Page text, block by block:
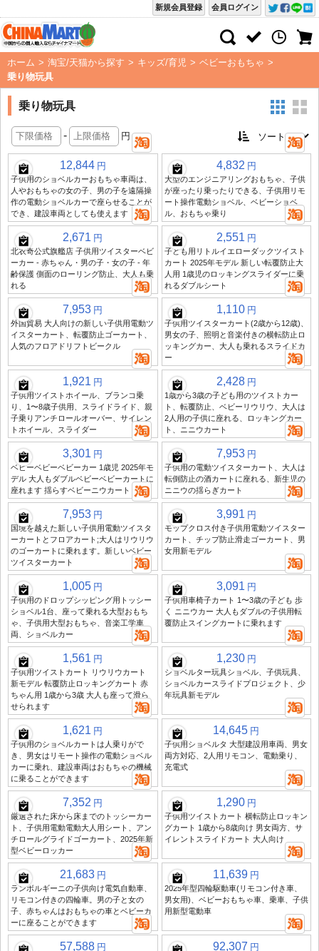
会員ログイン
新規会員登録
ホーム > 淘宝/天猫から探す > キッズ/育児 > ベビーおもちゃ >
乗り物玩具
乗り物玩具
- 円
12,844 円
子供用のショベルカーおもちゃ車両は、
人やおもちゃの女の子、男の子を遠隔操
作の電動ショベルカーで座らせることが
でき、建設車両としても使えます
4,832 円
大型のエンジニアリングおもちゃ、子供
が座ったり乗ったりできる、子供用リモ
ート操作電動ショベル、ベビーショベ
ル、おもちゃ乗り
2,671 円
北衣奇公式旗艦店 子供用ツイスターベビ
ーカー - 赤ちゃん・男の子・女の子 - 年
齢保護 側面のローリング防止、大人も乗
れる
2,551 円
子ども用リトルイエローダックツイスト
カート 2025年モデル 新しい転覆防止大
人用 1歳児のロッキングスライダーに乗
れるダブルシート
7,953 円
外国貿易 大人向けの新しい子供用電動ツ
イスターカート、転覆防止ゴーカート、
人気のフロアドリフトビークル
1,110 円
子供用ツイスターカート(2歳から12歳)、
男女の子、照明と音楽付きの横転防止ロ
ッキングカー、大人も乗れるスライドカ
ー
1,921 円
子供用ツイストホイール、ブランコ乗
り、1〜8歳子供用、スライドライド、親
子乗りアンチロールオーバー、サイレン
トホイール、スライダー
2,428 円
1歳から3歳の子ども用のツイストカー
ト、転覆防止、ベビーリウリウ、大人は
2人用の子供に座れる、ロッキングカー
ト、ニニウカート
3,301 円
ベビーベビーベビーカー 1歳児 2025年モ
デル 大人もダブルベビーベビーカートに
座れます 揺らすベビーニウカート
7,953 円
子供用の電動ツイスターカート、大人は
転倒防止の酒カートに座れる、新生児の
ニニウの揺らぎカート
7,953 円
国境を越えた新しい子供用電動ツイスタ
ーカートとフロアカート;大人はリウリウ
のゴーカートに乗れます。新しいベビー
ツイスターカート
3,991 円
モップクロス付き子供用電動ツイスター
カート、チップ防止滑走ゴーカート、男
女用新モデル
1,005 円
子供用のドロップシッピング用トッシー
ショベル1台、座って乗れる大型おもち
ゃ、子供用大型おもちゃ、音楽工学車
両、ショベルカー
3,091 円
子供用車椅子カート 1〜3歳の子ども 歩
く ニニウカー 大人もダブルの子供用転
覆防止スイングカートに乗れます
1,561 円
子供用ツイストカート リウリウカート
新モデル 転覆防止ロッキングカート 赤
ちゃん用 1歳から3歳 大人も座って滑ら
せられます
1,230 円
ショベルター玩具ショベル、子供玩具、
ショベルカースライドプロジェクト、少
年玩具新モデル
1,621 円
子供用のショベルカートは人乗りがで
き、男女はリモート操作の電動ショベル
カーに乗れ、建設車両はおもちゃの機械
に乗ることができます
14,645 円
子供用ショベルタ 大型建設用車両、男女
両方対応、2人用リモコン、電動乗り、
充電式
7,352 円
厳選された床から床までのトッシーカー
ト、子供用電動電動大人用シート、アン
チロールグライドゴーカート、2025年新
型ベビーロッカー
1,290 円
子供用ツイストカート 横転防止ロッキン
グカート 1歳から8歳向け 男女両方、サ
イレントスライドカート 大人向け
21,683 円
ランボルギーニの子供向け電気自動車、
リモコン付きの四輪車。男の子と女の
子、赤ちゃんはおもちゃの車とベビーカ
ーに座ることができます
11,639 円
2025年型四輪駆動車(リモコン付き車、
男女用)、ベビーおもちゃ車、乗車、子供
用新型電動車
57,588 円 92,307 円